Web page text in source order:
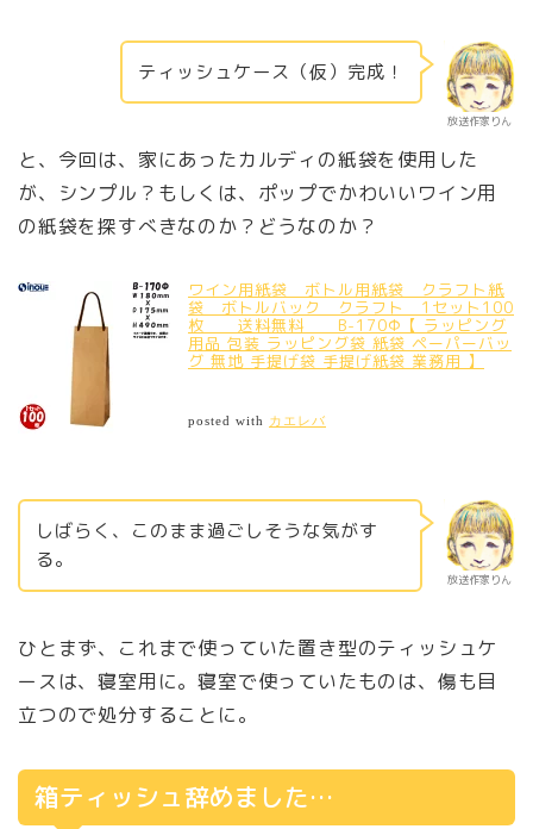
放送作家りん
ティッシュケース（仮）完成！
と、今回は、家にあったカルディの紙袋を使用した
が、シンプル？もしくは、ポップでかわいいワイン用
の紙袋を探すべきなのか？どうなのか？
ワイン用紙袋 ボトル用紙袋 クラフト紙
袋 ボトルバック クラフト 1セット100
枚 送料無料 B-170Φ【 ラッピング
用品 包装 ラッピング袋 紙袋 ペーパーバッ
グ 無地 手提げ袋 手提げ紙袋 業務用 】
posted with カエレバ
放送作家りん
しばらく、このまま過ごしそうな気がす
る。
ひとまず、これまで使っていた置き型のティッシュケ
ースは、寝室用に。寝室で使っていたものは、傷も目
立つので処分することに。
箱ティッシュ辞めました…